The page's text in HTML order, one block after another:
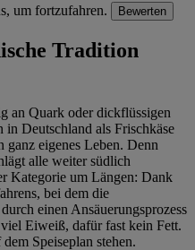
um fortzufahren.
Bewerten
Tradition
an Quark oder dickflüssigen
Deutschland als Frischkäse
ganz eigenes Leben. Denn
alle weiter südlich
Kategorie um Längen: Dank
bei dem die
einen Ansäuerungsprozess
Eiweiß, dafür fast kein Fett.
Speiseplan stehen.